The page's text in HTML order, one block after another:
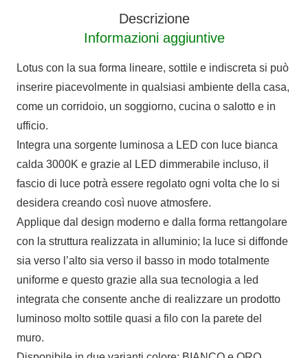
Descrizione
Informazioni aggiuntive
Lotus con la sua forma lineare, sottile e indiscreta si può
inserire piacevolmente in qualsiasi ambiente della casa,
come un corridoio, un soggiorno, cucina o salotto e in
ufficio.
Integra una sorgente luminosa a LED con luce bianca
calda 3000K e grazie al LED dimmerabile incluso, il
fascio di luce potrà essere regolato ogni volta che lo si
desidera creando così nuove atmosfere.
Applique dal design moderno e dalla forma rettangolare
con la struttura realizzata in alluminio; la luce si diffonde
sia verso l’alto sia verso il basso in modo totalmente
uniforme e questo grazie alla sua tecnologia a led
integrata che consente anche di realizzare un prodotto
luminoso molto sottile quasi a filo con la parete del
muro.